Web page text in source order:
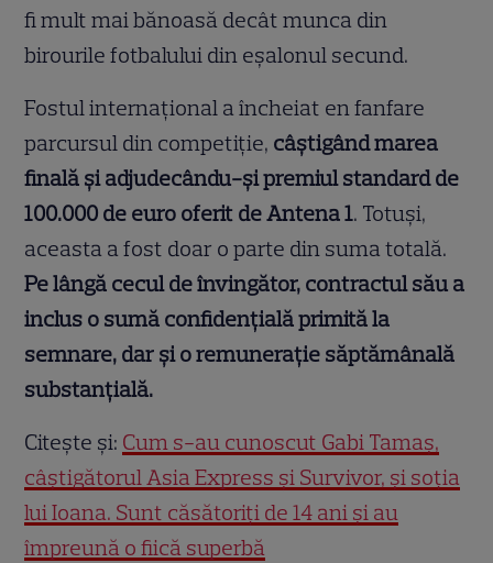
fi mult mai bănoasă decât munca din
birourile fotbalului din eșalonul secund.
Fostul internațional a încheiat en fanfare
parcursul din competiție, câștigând marea
finală și adjudecându-și premiul standard de
100.000 de euro oferit de Antena 1. Totuși,
aceasta a fost doar o parte din suma totală.
Pe lângă cecul de învingător, contractul său a
inclus o sumă confidențială primită la
semnare, dar și o remunerație săptămânală
substanțială.
Citește și: Cum s-au cunoscut Gabi Tamaș,
câștigătorul Asia Express și Survivor, și soția
lui Ioana. Sunt căsătoriți de 14 ani și au
împreună o fiică superbă